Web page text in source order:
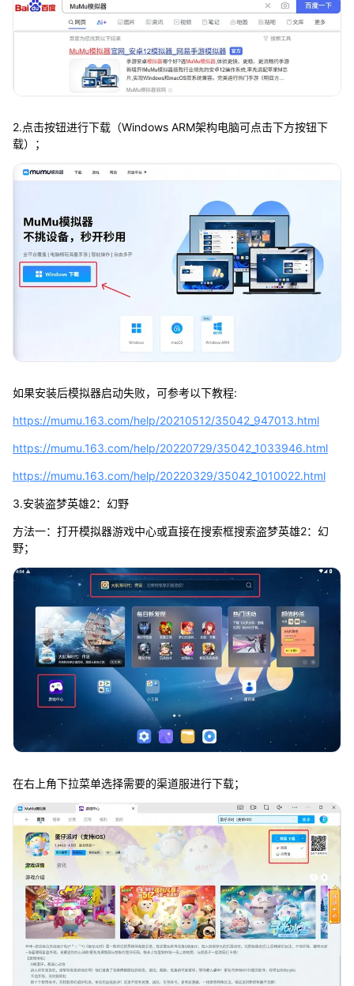
2.点击按钮进行下载（Windows ARM架构电脑可点击下方按钮下
载）；
如果安装后模拟器启动失败，可参考以下教程:
https://mumu.163.com/help/20210512/35042_947013.html
https://mumu.163.com/help/20220729/35042_1033946.html
https://mumu.163.com/help/20220329/35042_1010022.html
3.安装盗梦英雄2：幻野
方法一：打开模拟器游戏中心或直接在搜索框搜索盗梦英雄2：幻
野；
在右上角下拉菜单选择需要的渠道服进行下载；